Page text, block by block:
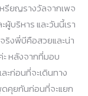
รียญรางวัลจากเพจ
บริหาร และวันนี้เรา
งพี่บีคือสวยและน่า
หลังจากที่มอบ
ะก่อนที่จะเดินทาง
ดคุยกันก่อนที่จะแยก